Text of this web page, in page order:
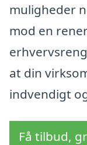
muligheder
mod en
at din
indvendigt
Få tilbud,